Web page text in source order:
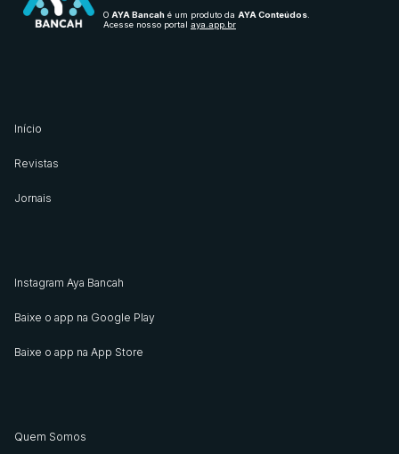
O AYA Bancah é um produto da AYA Conteúdos.
Acesse nosso portal aya.app.br
Início
Revistas
Jornais
Instagram Aya Bancah
Baixe o app na Google Play
Baixe o app na App Store
Quem Somos